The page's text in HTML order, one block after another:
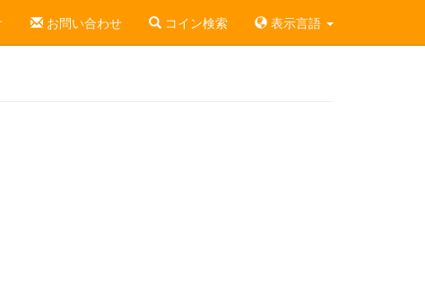
お問い合わせ コイン検索 表示言語